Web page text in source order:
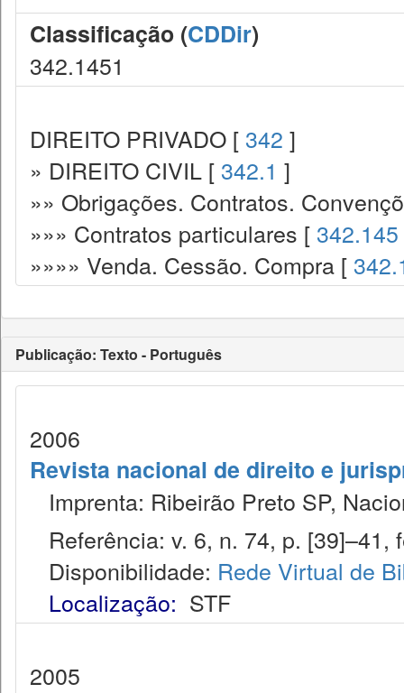
Classificação (CDDir)
342.1451
DIREITO PRIVADO [ 342 ]
» DIREITO CIVIL [ 342.1 ]
»» Obrigações. Contratos.
»»» Contratos particulares [ 342.145
»»»» Venda. Cessão. Compra [
Publicação: Texto - Português
2006
Revista nacional de direito e
Imprenta: Ribeirão Preto SP,
Referência: v. 6, n. 74, p. [39]–41,
Disponibilidade: Rede Virtual de
Localização: STF
2005